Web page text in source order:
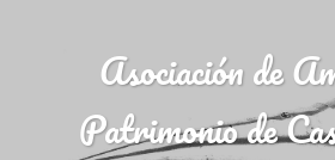
Asociación de
Patrimonio de